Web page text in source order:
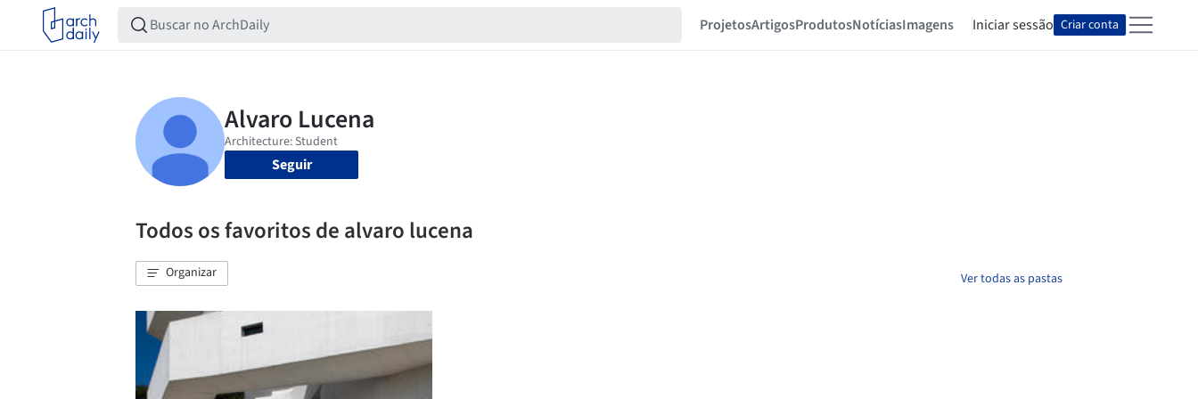
ProjetosArtigosProdutosNotíciasImagens Iniciar sessão Criar conta
Seguir
Todos os favoritos de alvaro lucena
Organizar Ver todas as pastas